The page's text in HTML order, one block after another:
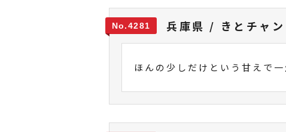
4281 兵庫県 / きとチャ
ほんの少しだけという甘えで